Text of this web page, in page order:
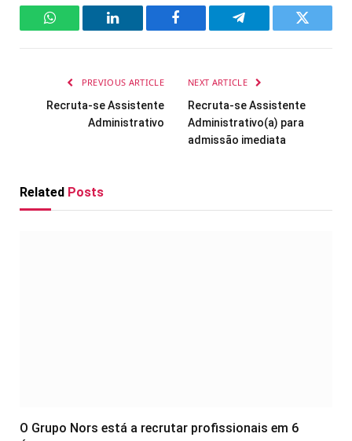
WhatsAppLinkedIn Facebook Telegram Twitter
PREVIOUS ARTICLE
Recruta-se Assistente
Administrativo
NEXT ARTICLE
Recruta-se Assistente
Administrativo(a) para
admissão imediata
Related Posts
O Grupo Nors está a recrutar profissionais em 6